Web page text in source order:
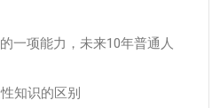
一项能力，未来10年普通人
知识的区别